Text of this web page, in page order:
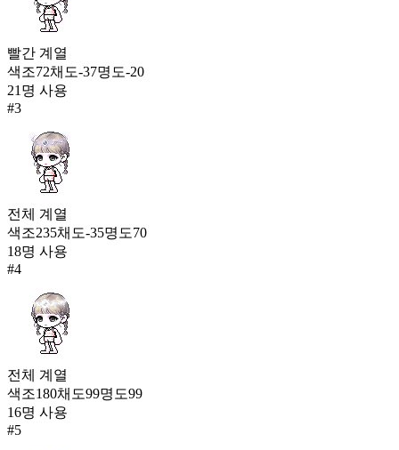
가을빛 모자
964
1379
블루 서커스 모자
빨간 계열
색조72채도-37명도-20
21 명 사용
#3
전체 계열
색조235채도-35명도70
18명 사용
#4
전체 계열
색조180채도99명도99
16명 사용
#5